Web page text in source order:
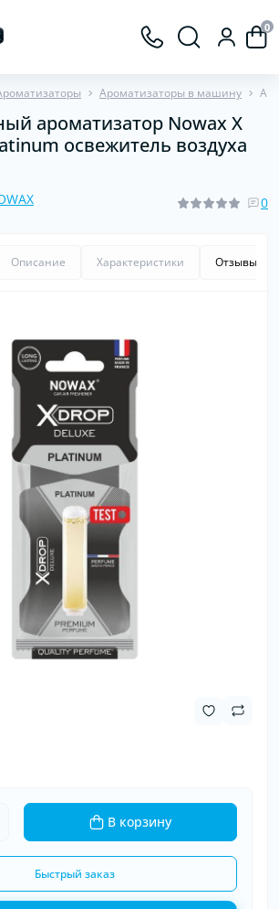
0
Ароматизаторы в машину
ароматизатор Nowax X
освежитель воздуха
0
Описание Характеристики Отзывы
В корзину
Быстрый заказ